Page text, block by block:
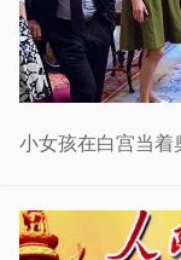
小女孩在白宫当着